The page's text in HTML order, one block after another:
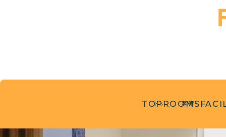
TOPROOMS